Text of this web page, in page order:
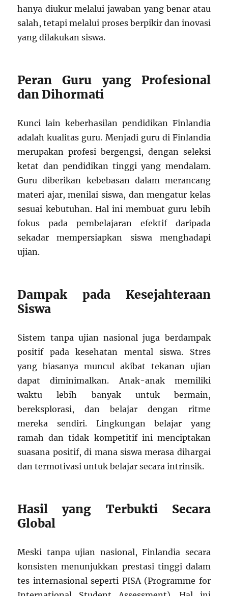
hanya diukur melalui jawaban yang benar atau
salah, tetapi melalui proses berpikir dan inovasi
yang dilakukan siswa.
Peran Guru yang Profesional
dan Dihormati
Kunci lain keberhasilan pendidikan Finlandia
adalah kualitas guru. Menjadi guru di Finlandia
merupakan profesi bergengsi, dengan seleksi
ketat dan pendidikan tinggi yang mendalam.
Guru diberikan kebebasan dalam merancang
materi ajar, menilai siswa, dan mengatur kelas
sesuai kebutuhan. Hal ini membuat guru lebih
fokus pada pembelajaran efektif daripada
sekadar mempersiapkan siswa menghadapi
ujian.
Dampak pada Kesejahteraan
Siswa
Sistem tanpa ujian nasional juga berdampak
positif pada kesehatan mental siswa. Stres
yang biasanya muncul akibat tekanan ujian
dapat diminimalkan. Anak-anak memiliki
waktu lebih banyak untuk bermain,
bereksplorasi, dan belajar dengan ritme
mereka sendiri. Lingkungan belajar yang
ramah dan tidak kompetitif ini menciptakan
suasana positif, di mana siswa merasa dihargai
dan termotivasi untuk belajar secara intrinsik.
Hasil yang Terbukti Secara
Global
Meski tanpa ujian nasional, Finlandia secara
konsisten menunjukkan prestasi tinggi dalam
tes internasional seperti PISA (Programme for